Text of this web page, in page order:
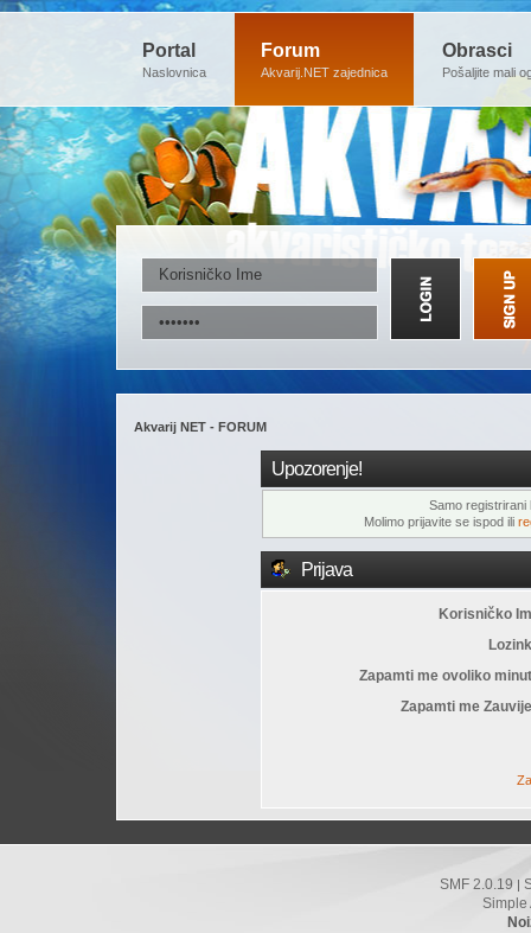
Portal
Naslovnica
Forum
Akvarij.NET zajednica
Obrasci
Pošaljite mali
Akvarij NET - FORUM
Upozorenje!
Samo registrirani
Molimo prijavite se ispod ili
Prijava
Korisničko
Zapamti me ovoliko
Zapamti me
SMF 2.0.19
Simple